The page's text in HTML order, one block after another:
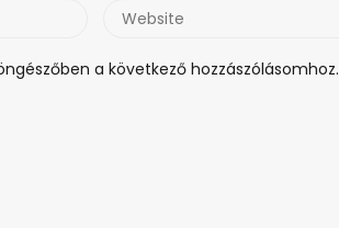
Website
a következő hozzászólásomhoz.